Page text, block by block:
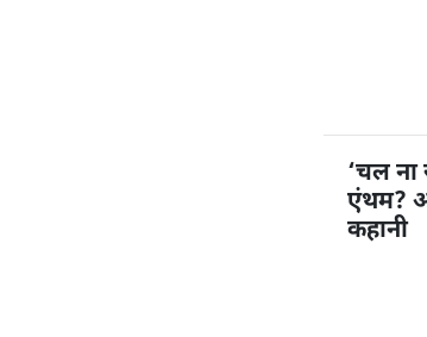
‘चल ना
एंथम?
कहानी